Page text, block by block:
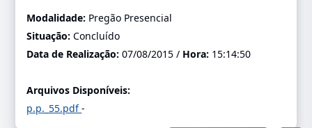
Modalidade: Pregão Presencial
Situação:Concluído
Data de Realização:07/08/2015 / Hora: 15:14:50
Arquivos Disponíveis:
p.p._55.pdf-